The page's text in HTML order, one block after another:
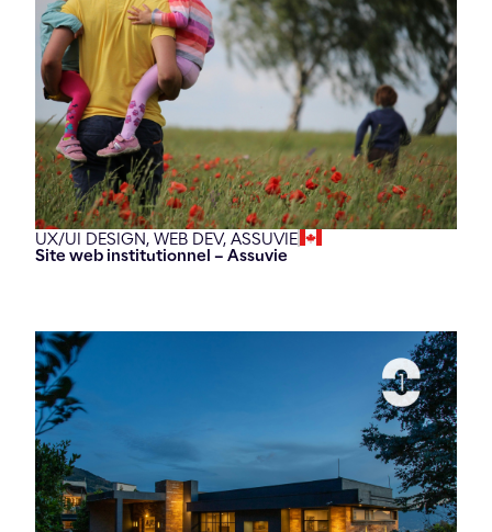
UX/UI DESIGN, WEB DEV, ASSUVIE
Site web institutionnel – Assuvie